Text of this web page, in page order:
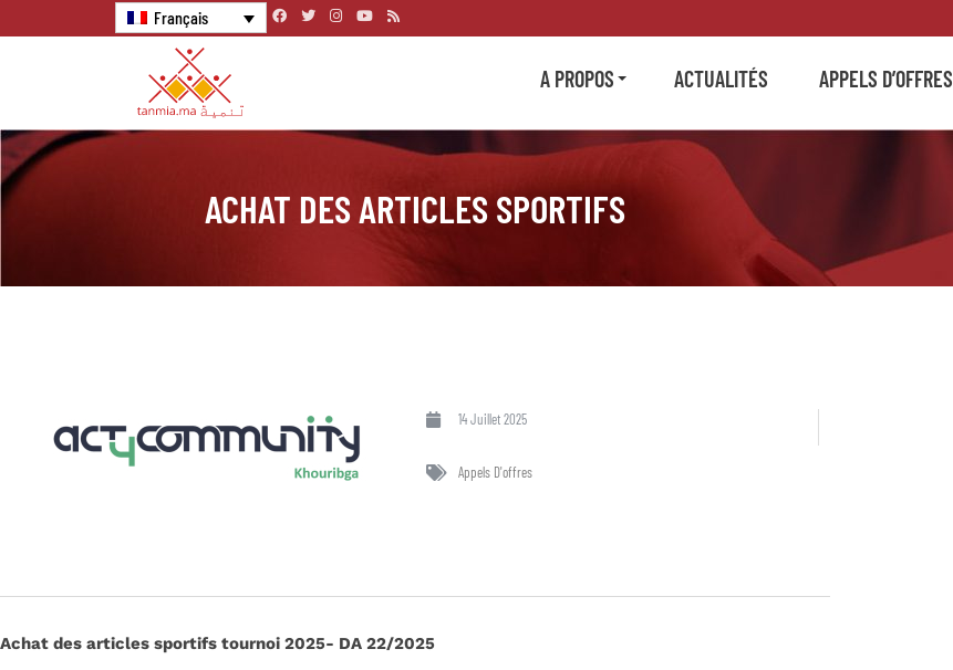
Français
A PROPOS ACTUALITÉS APPELS D’OFFRES
ACHAT DES ARTICLES SPORTIFS
14 Juillet 2025
Appels D'offres
Achat des articles sportifs tournoi 2025- DA 22/2025